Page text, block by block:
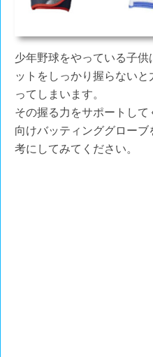
少年野球をやっている子
ットをしっかり握らない
ってしまいます。
その握る力をサポートし
向けバッティンググロー
考にしてみてください。